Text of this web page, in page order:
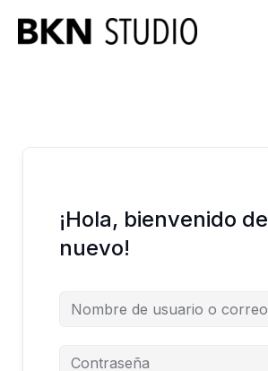
¡Hola, bienvenido de
nuevo!